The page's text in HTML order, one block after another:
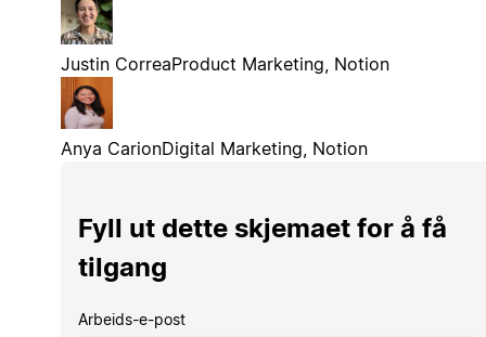
Justin CorreaProduct Marketing, Notion
Anya CarionDigital Marketing, Notion
Fyll ut dette skjemaet for å få
tilgang
Arbeids-e-post